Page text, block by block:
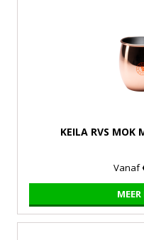
KEILA RVS MOK
Vanaf